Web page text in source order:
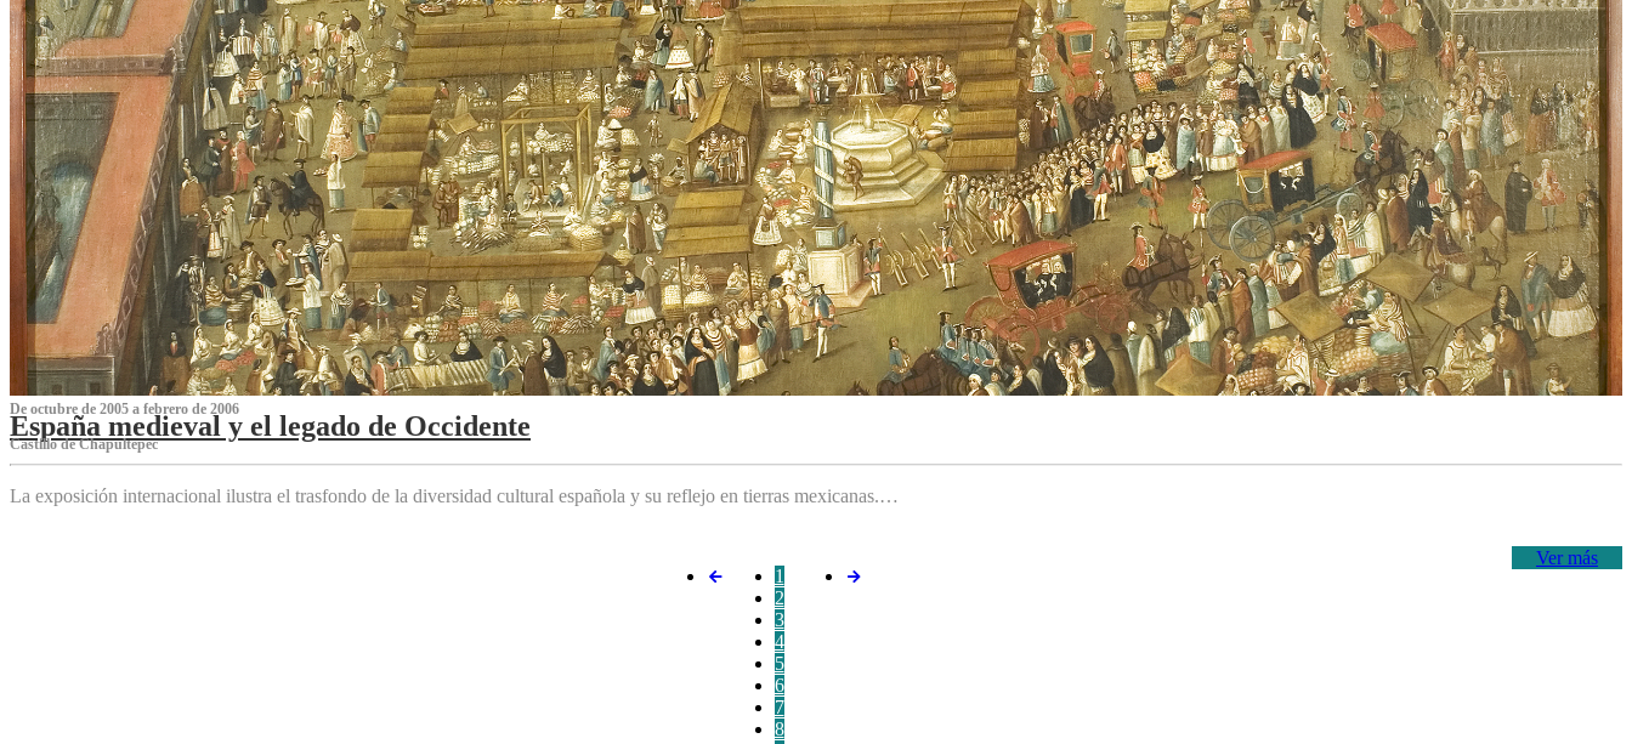
De octubre de 2005 a febrero de 2006
España medieval y el legado de Occidente
Castillo de Chapultepec
La exposición internacional ilustra el trasfondo de la diversidad cultural española y su reflejo en tierras mexicanas.…
Ver más
1
2
3
4
5
6
7
8